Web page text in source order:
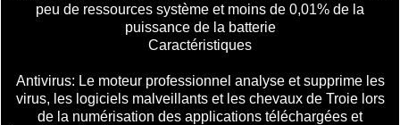
peu de ressources système et moins de 0,01% de la
puissance de la batterie
Caractéristiques
Antivirus: Le moteur professionnel analyse et supprime les
virus, les logiciels malveillants et les chevaux de Troie lors
de la numérisation des applications téléchargées et